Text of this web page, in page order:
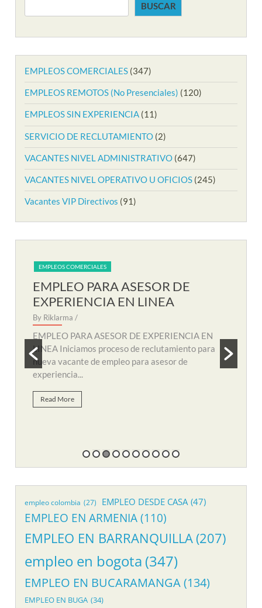
BUSCAR
EMPLEOS COMERCIALES (347)
EMPLEOS REMOTOS (No Presenciales) (120)
EMPLEOS SIN EXPERIENCIA (11)
SERVICIO DE RECLUTAMIENTO (2)
VACANTES NIVEL ADMINISTRATIVO (647)
VACANTES NIVEL OPERATIVO U OFICIOS (245)
Vacantes VIP Directivos (91)
EMPLEOS COMERCIALES
EMPLEO PARA AUXILIAR DE
SOPORTE REMOTO
By Riklarma /
EMPLEO PARA AUXILIAR DE SOPORTE
REMOTO Iniciamos nuevo proceso de consecución
y búsqueda de personal para suplir vacante de
empleo...
Read More
empleo colombia (27) EMPLEO DESDE CASA (47)
EMPLEO EN ARMENIA (110)
EMPLEO EN BARRANQUILLA(207)
empleo en bogota (347)
EMPLEO EN BUCARAMANGA(134)
EMPLEO EN BUGA (34)